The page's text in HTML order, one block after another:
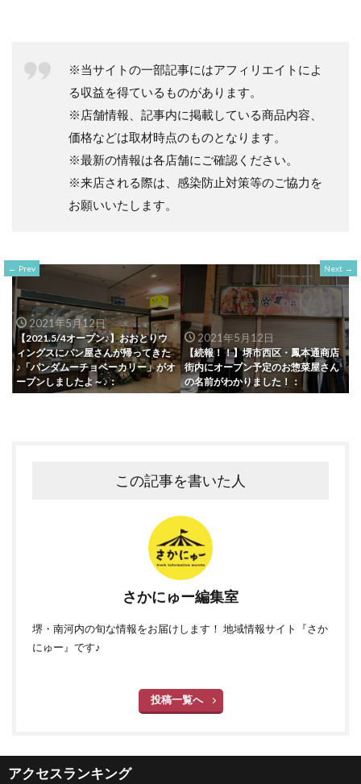
※当サイトの一部記事にはアフィリエイトによ
る収益を得ているものがあります。
※店舗情報、記事内に掲載している商品内容、
価格などは取材時点のものとなります。
※最新の情報は各店舗にご確認ください。
※来店される際は、感染防止対策等のご協力を
お願いいたします。
Prev
2021年5月12日
【2021.5/4オープン♪】おおとりウ
ィングスにパン屋さんが帰ってきた
♪「パンダムーチョベーカリー」がオ
ープンしましたよ～♪：
Next
2021年5月12日
【続報！！】堺市西区・鳳本通商店
街内にオープン予定のお惣菜屋さん
の名前がわかりました！：
この記事を書いた人
さかにゅー編集室
堺・南河内の旬な情報をお届けします！ 地域情報サイト『さか
にゅー』です♪
投稿一覧へ
アクセスランキング